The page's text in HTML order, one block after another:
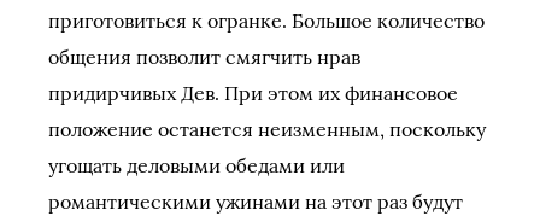
приготовиться к огранке. Большое количество
общения позволит смягчить нрав
придирчивых Дев. При этом их финансовое
положение останется неизменным, поскольку
угощать деловыми обедами или
романтическими ужинами на этот раз будут